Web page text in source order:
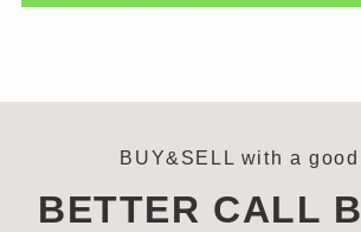
BUY&SELL with a
BETTER CALL